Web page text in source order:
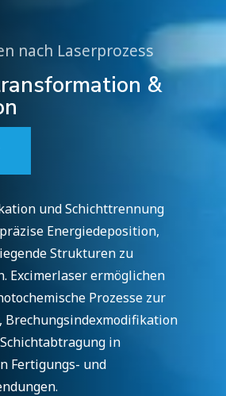
nach Laserprozess
&
und Schichttrennung
Energiedeposition,
Strukturen zu
Excimerlaser ermöglichen
Prozesse zur
in
Fertigungs- und